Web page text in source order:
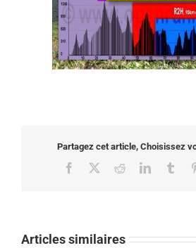
Partagez cet article, Choisissez
Facebook RedditLinkedIn
Articles similaires